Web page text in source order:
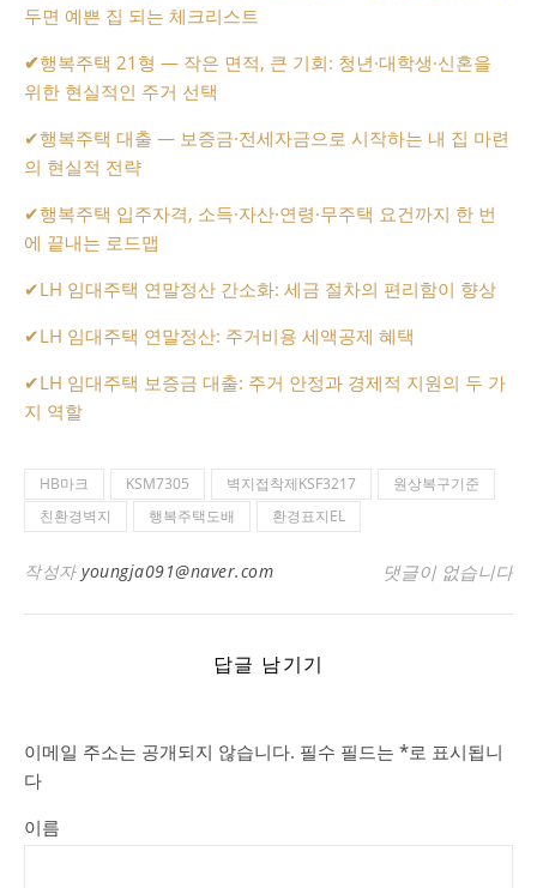
두면 예쁜 집 되는 체크리스트
✔행복주택 21형 — 작은 면적, 큰 기회: 청년·대학생·신혼을
위한 현실적인 주거 선택
✔행복주택 대출 — 보증금·전세자금으로 시작하는 내 집 마련
의 현실적 전략
✔행복주택 입주자격, 소득·자산·연령·무주택 요건까지 한 번
에 끝내는 로드맵
✔LH 임대주택 연말정산 간소화: 세금 절차의 편리함이 향상
✔LH 임대주택 연말정산: 주거비용 세액공제 혜택
✔LH 임대주택 보증금 대출: 주거 안정과 경제적 지원의 두 가
지 역할
HB마크 KSM7305 벽지접착제KSF3217
원상복구기준
친환경벽지
행복주택도배 환경표지EL
작성자 youngja091@naver.com 댓글이 없습니다
답글 남기기
이메일 주소는 공개되지 않습니다. 필수 필드는 *로 표시됩니
다
이름